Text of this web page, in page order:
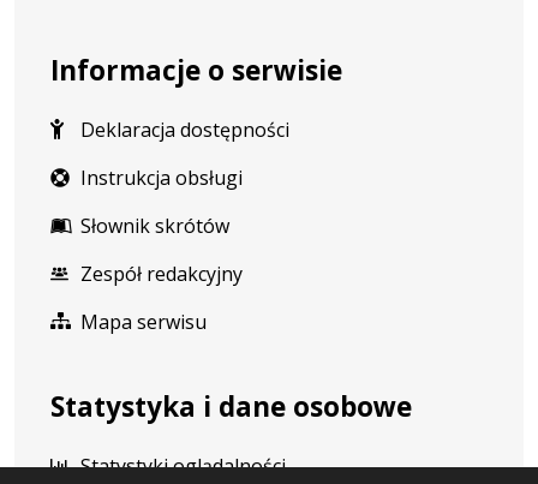
Informacje o serwisie
Deklaracja dostępności
Instrukcja obsługi
Słownik skrótów
Zespół redakcyjny
Mapa serwisu
Statystyka i dane osobowe
Statystyki oglądalności